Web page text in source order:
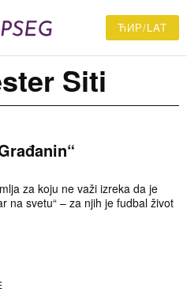
ЋИР/LAT
Siti
za koju ne važi izreka da je
na svetu“ – za njih je fudbal život